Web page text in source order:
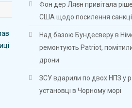
Фон дер Ляєн привітала
США щодо посилення
Над базою Бундесверу в
ремонтують Patriot, помітили
дрони
ЗСУ вдарили по двох НПЗ у
установці в Чорному морі